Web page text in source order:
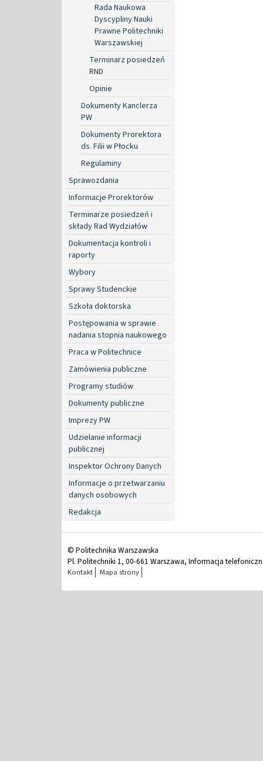
Rada Naukowa
Dyscypliny Nauki
Prawne Politechniki
Warszawskiej
Terminarz posiedzeń
RND
Opinie
Dokumenty Kanclerza
PW
Dokumenty Prorektora
ds. Filii w Płocku
Regulaminy
Sprawozdania
Informacje Prorektorów
Terminarze posiedzeń i
składy Rad Wydziałów
Dokumentacja kontroli i
raporty
Wybory
Sprawy Studenckie
Szkoła doktorska
Postępowania w sprawie
nadania stopnia naukowego
Praca w Politechnice
Zamówienia publiczne
Programy studiów
Dokumenty publiczne
Imprezy PW
Udzielanie informacji
publicznej
Inspektor Ochrony Danych
Informacje o przetwarzaniu
danych osobowych
Redakcja
© Politechnika Warszawska
Pl. Politechniki 1, 00-661 Warszawa, Informacja
Kontakt Mapa strony